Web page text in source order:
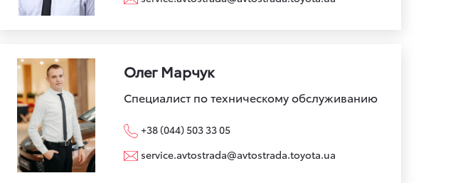
Олег Марчук
Специалист по техническому обслуживанию
+38 (044) 503 33 05
service.avtostrada@avtostrada.toyota.ua